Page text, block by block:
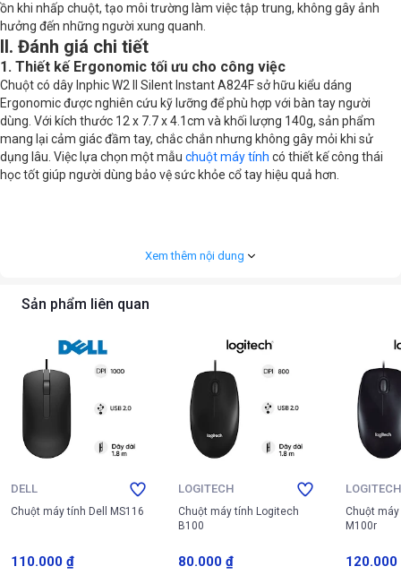
ồn khi nhấp chuột, tạo môi trường làm việc tập trung, không gây ảnh
hưởng đến những người xung quanh.
II. Đánh giá chi tiết
1. Thiết kế Ergonomic tối ưu cho công việc
Chuột có dây Inphic W2 II Silent Instant A824F sở hữu kiểu dáng
Ergonomic được nghiên cứu kỹ lưỡng để phù hợp với bàn tay người
dùng. Với kích thước 12 x 7.7 x 4.1cm và khối lượng 140g, sản phẩm
mang lại cảm giác đầm tay, chắc chắn nhưng không gây mỏi khi sử
dụng lâu. Việc lựa chọn một mẫu chuột máy tính có thiết kế công thái
học tốt giúp người dùng bảo vệ sức khỏe cổ tay hiệu quả hơn.
Xem thêm nội dung
Sản phẩm liên quan
DELL
Chuột máy tính Dell MS116
110.000 ₫
LOGITECH
Chuột máy tính Logitech
B100
80.000 ₫
LOGITECH
Chuột
M100r
120.000